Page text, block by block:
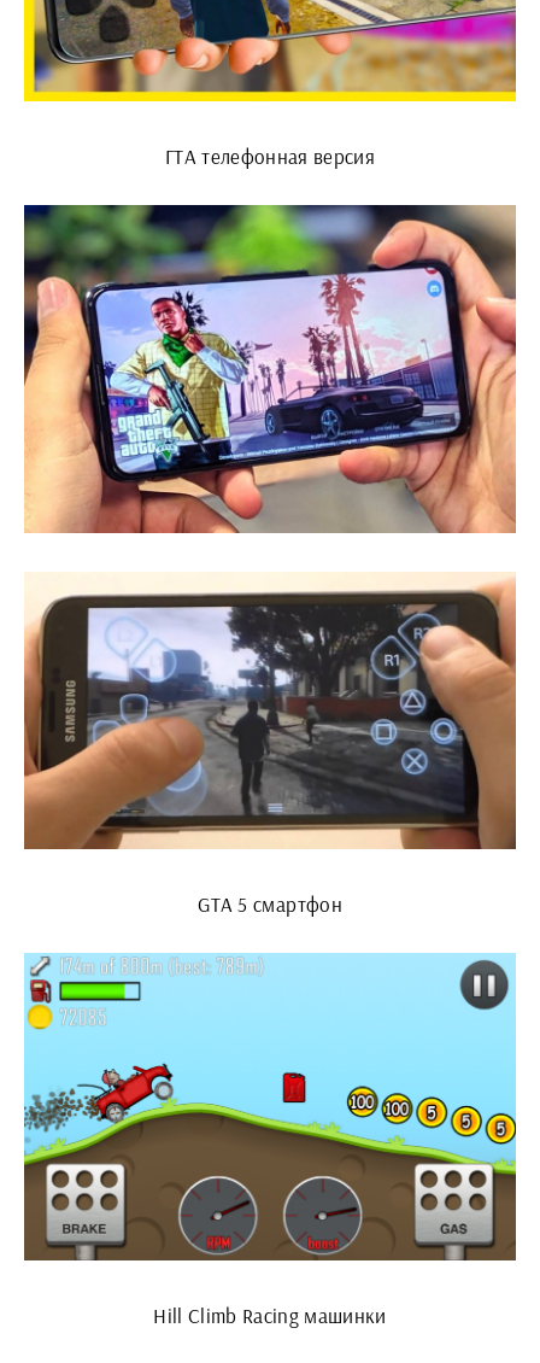
ГТА телефонная версия
GTA 5 смартфон
Hill Climb Racing машинки